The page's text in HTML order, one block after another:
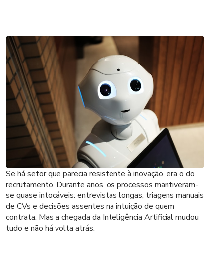
Se há setor que parecia resistente à inovação, era o do
recrutamento. Durante anos, os processos mantiveram-
se quase intocáveis: entrevistas longas, triagens manuais
de CVs e decisões assentes na intuição de quem
contrata. Mas a chegada da Inteligência Artificial mudou
tudo e não há volta atrás.